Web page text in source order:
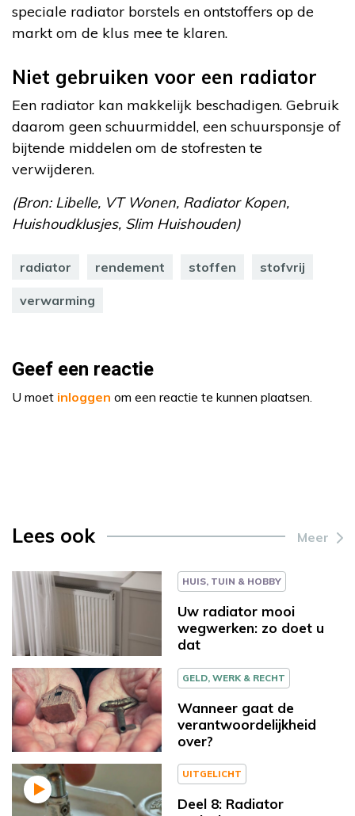
speciale radiator borstels en ontstoffers op de
markt om de klus mee te klaren.
Niet gebruiken voor een radiator
Een radiator kan makkelijk beschadigen. Gebruik
daarom geen schuurmiddel, een schuursponsje of
bijtende middelen om de stofresten te
verwijderen.
(Bron: Libelle, VT Wonen, Radiator Kopen,
Huishoudklusjes, Slim Huishouden)
radiator rendement stoffen stofvrij
verwarming
Geef een reactie
U moet inloggen om een reactie te kunnen plaatsen.
Lees ook Meer
HUIS, TUIN & HOBBY
Uw radiator mooi
wegwerken: zo doet u
dat
GELD, WERK & RECHT
Wanneer gaat de
verantwoordelijkheid
over?
UITGELICHT
Deel 8: Radiator